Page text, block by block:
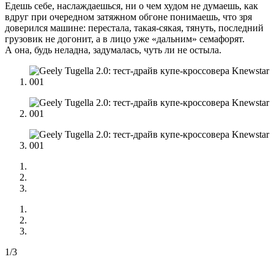
Едешь себе, наслаждаешься, ни о чем худом не думаешь, как
вдруг при очередном затяжном обгоне понимаешь, что зря
доверился машине: перестала, такая-сякая, тянуть, последний
грузовик не догонит, а в лицо уже «дальним» семафорят.
А она, будь неладна, задумалась, чуть ли не остыла.
1/3